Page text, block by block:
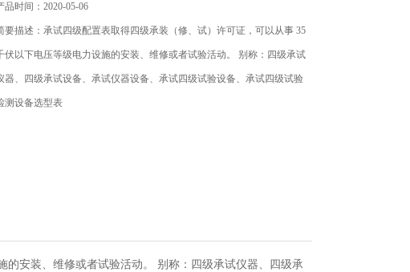
品时间：2020-05-06
要描述：承试四级配置表取得四级承装（修、试）许可证，可以从事 35
伏以下电压等级电力设施的安装、维修或者试验活动。 别称：四级承试
器、四级承试设备、承试仪器设备、承试四级试验设备、承试四级试验
测设备选型表
安装、维修或者试验活动。 别称：四级承试仪器、四级承